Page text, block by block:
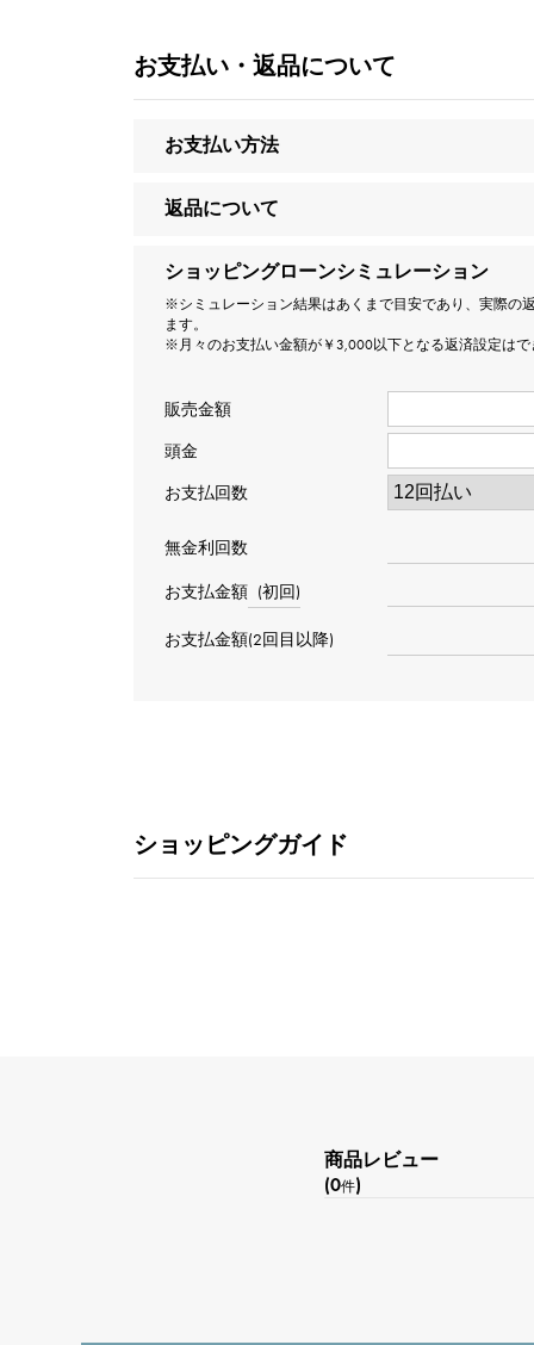
お支払い・返品について
お支払い方法
返品について
ショッピングローンシミュレーション
※シミュレーション結果はあくまで目安であり、実際の
ます。
※月々のお支払い金額が￥3,000以下となる返済設定はで
販売金額
頭金
お支払回数
無金利回数
お支払金額 (初回)
お支払金額(2回目以降)
ショッピングガイド
商品レビュー
(0件)